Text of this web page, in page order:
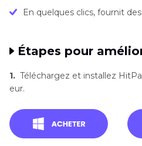
En quelques clics, fournit
Étapes pour
1. Téléchargez et installez
eur.